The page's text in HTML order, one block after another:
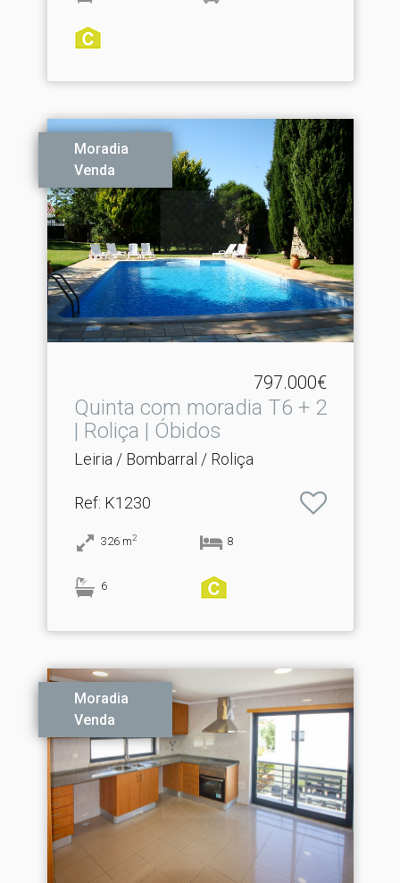
Moradia
Venda
797.000€
Quinta com moradia T6 + 2
| Roliça | Óbidos
Leiria / Bombarral / Roliça
Ref: K1230
326 m2 8
6
Moradia
Venda